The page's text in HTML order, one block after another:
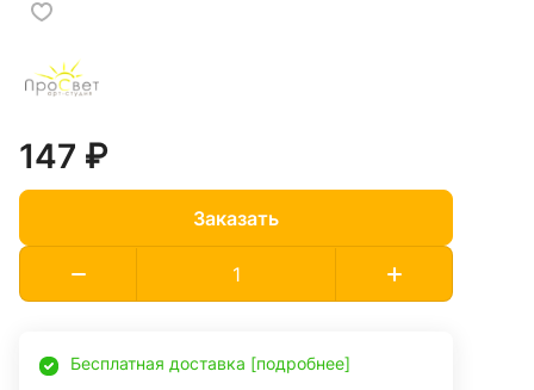
147 ₽
Заказать
Бесплатная доставка [подробнее]